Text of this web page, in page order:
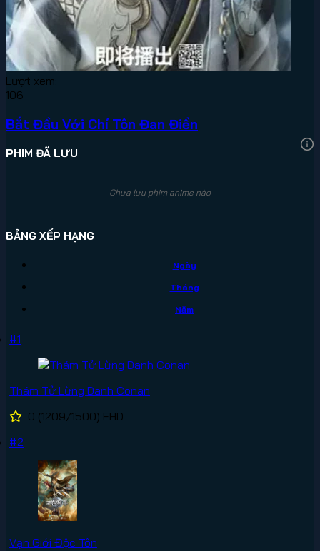
Lượt xem:
106
Bắt Đầu Với Chí Tôn Đan Điền
PHIM ĐÃ LƯU
Chưa lưu phim anime nào
BẢNG XẾP HẠNG
Ngày
Tháng
Năm
#1
Thám Tử Lừng Danh Conan
0 (1209/1500) FHD
#2
Vạn Giới Độc Tôn